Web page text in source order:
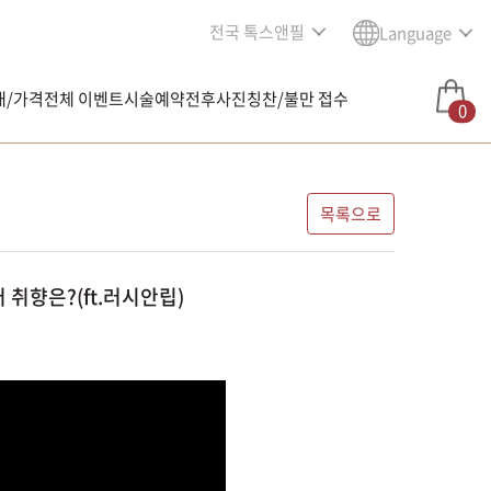
전국 톡스앤필 Language
/가격전체 이벤트시술예약전후사진칭찬/불만 접수 0
목록으로
취향은?(ft.러시안립)